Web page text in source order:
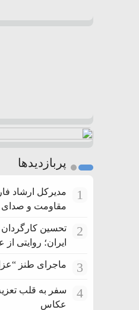
پربازدیدها
1
مدیرکل ارشاد
مقاومت و صدای
2
تحسین
ایران؛ روایتی
3 ماجرای طنز
4
عکاس